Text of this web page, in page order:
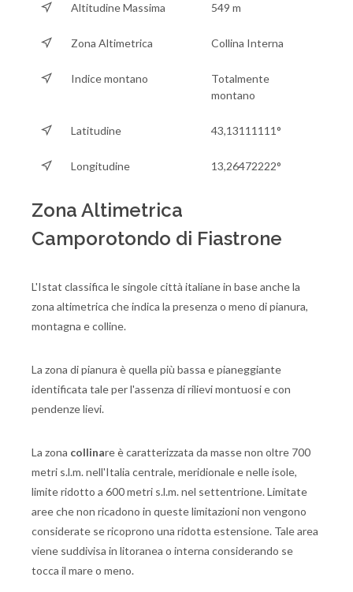
Altitudine Massima 549 m
Zona Altimetrica Collina Interna
Indice montano
Totalmente
montano
Latitudine 43,13111111°
Longitudine 13,26472222°
Zona Altimetrica
Camporotondo di Fiastrone
L'Istat classifica le singole città italiane in base anche la
zona altimetrica che indica la presenza o meno di pianura,
montagna e colline.
La zona di pianura è quella più bassa e pianeggiante
identificata tale per l'assenza di rilievi montuosi e con
pendenze lievi.
La zona collinare è caratterizzata da masse non oltre 700
metri s.l.m. nell'Italia centrale, meridionale e nelle isole,
limite ridotto a 600 metri s.l.m. nel settentrione. Limitate
aree che non ricadono in queste limitazioni non vengono
considerate se ricoprono una ridotta estensione. Tale area
viene suddivisa in litoranea o interna considerando se
tocca il mare o meno.